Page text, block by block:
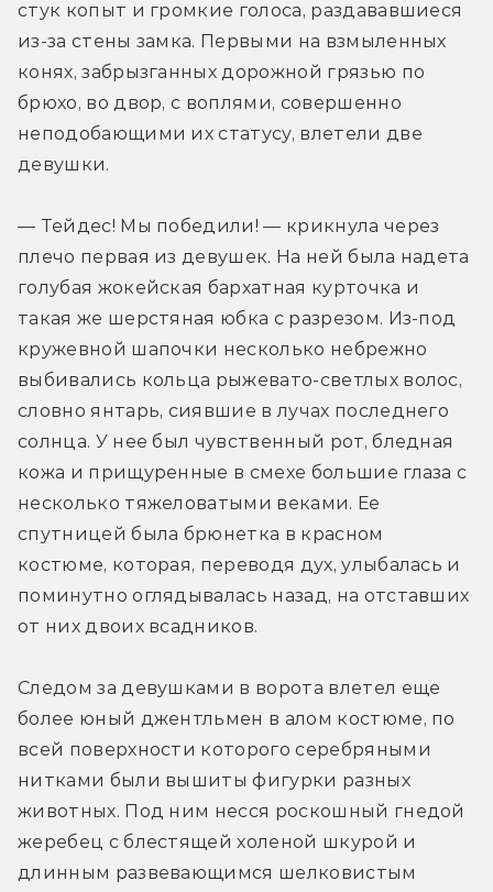
стук копыт и громкие голоса, раздававшиеся
из-за стены замка. Первыми на взмыленных
конях, забрызганных дорожной грязью по
брюхо, во двор, с воплями, совершенно
неподобающими их статусу, влетели две
девушки.
— Тейдес! Мы победили! — крикнула через
плечо первая из девушек. На ней была надета
голубая жокейская бархатная курточка и
такая же шерстяная юбка с разрезом. Из-под
кружевной шапочки несколько небрежно
выбивались кольца рыжевато-светлых волос,
словно янтарь, сиявшие в лучах последнего
солнца. У нее был чувственный рот, бледная
кожа и прищуренные в смехе большие глаза с
несколько тяжеловатыми веками. Ее
спутницей была брюнетка в красном
костюме, которая, переводя дух, улыбалась и
поминутно оглядывалась назад, на отставших
от них двоих всадников.
Следом за девушками в ворота влетел еще
более юный джентльмен в алом костюме, по
всей поверхности которого серебряными
нитками были вышиты фигурки разных
животных. Под ним несся роскошный гнедой
жеребец с блестящей холеной шкурой и
длинным развевающимся шелковистым